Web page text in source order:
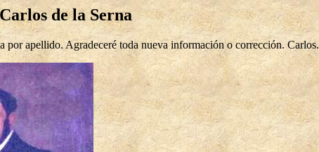
de la Serna
apellido. Agradeceré toda nueva información o corrección. Carlos.